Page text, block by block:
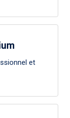
et